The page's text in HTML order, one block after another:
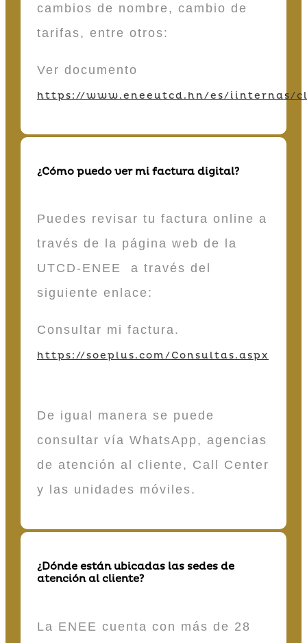
cambios de nombre, cambio de
tarifas, entre otros:
Ver documento
https://www.eneeutcd.hn/es/iinternas/
¿Cómo puedo ver mi factura digital?
Puedes revisar tu factura online a
través de la página web de la
UTCD-ENEE a través del
siguiente enlace:
Consultar mi factura.
https://soeplus.com/Consultas.aspx
De igual manera se puede
consultar vía WhatsApp, agencias
de atención al cliente, Call Center
y las unidades móviles.
¿Dónde están ubicadas las sedes de
atención al cliente?
La ENEE cuenta con más de 28